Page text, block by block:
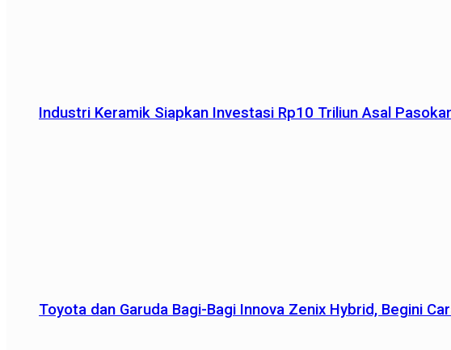
Industri Keramik Siapkan Investasi Rp10 Triliun Asal
Toyota dan Garuda Bagi-Bagi Innova Zenix Hybrid, Begini